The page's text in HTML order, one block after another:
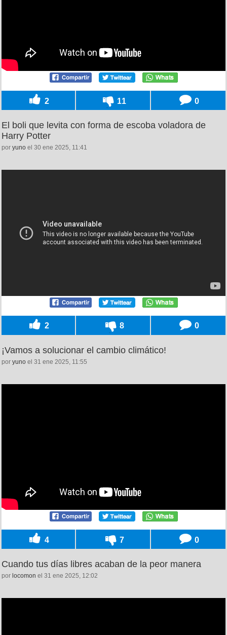
2 11 0
El boli que levita con forma de escoba voladora de
Harry Potter
por yuno el 30 ene 2025, 11:41
2 8 0
¡Vamos a solucionar el cambio climático!
por yuno el 31 ene 2025, 11:55
4 7 0
Cuando tus días libres acaban de la peor manera
por locomon el 31 ene 2025, 12:02